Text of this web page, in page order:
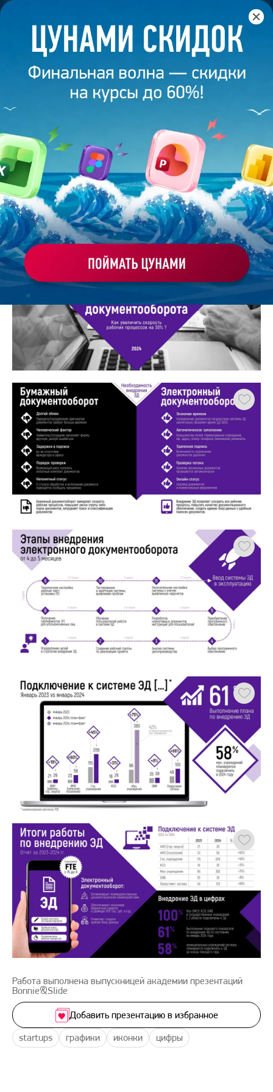
Главная /Банк слайдов / Презентация 251 – Яна Козлова
ПРЕЗЕНТАЦИЯ 251 - ЯНА
КОЗЛОВА
Моё избранное
Работа
студента
ХОЧУ ЗАКАЗАТЬ ТАКУЮ ПРЕЗЕНТАЦИЮ
Работа выполнена выпускницей академии презентаций
Bonnie&Slide
startups графики иконки цифры
Добавить презентацию в избранное